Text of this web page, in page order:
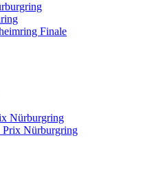
Finale
Nürburgring
Prix Nürburgring